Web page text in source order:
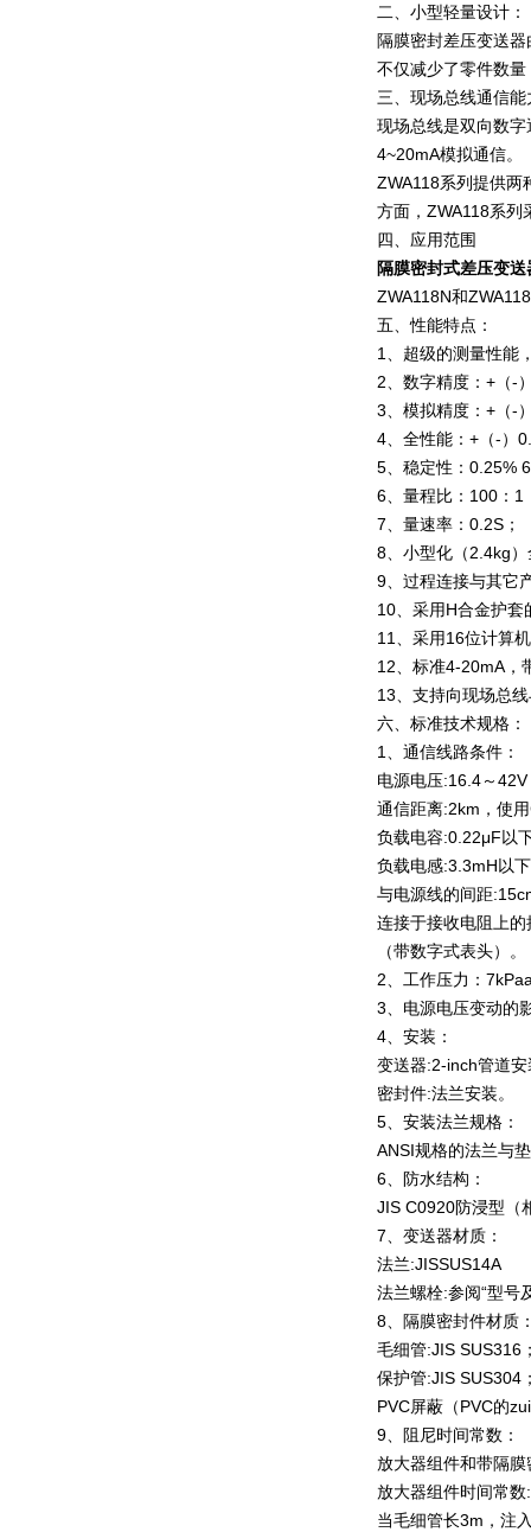
二、小型轻量设计：
隔膜密封差压变送
不仅减少了零件数
三、现场总线通信能
现场总线是双向数
4~20mA模拟通信。
ZWA118系列提供
方面，ZWA118系列
四、应用范围
隔膜密封式差压变送
ZWA118N和
五、性能特点：
1、超级的测量性能
2、数字精度：+（-
3、模拟精度：+（-
4、全性能：+（-）
5、稳定性：0.25%
6、量程比：100：1
7、量速率：0.2S；
8、小型化（2.4kg
9、过程连接与其它
10、采用H合金护套
11、采用16位计算
12、标准4-20mA，
13、支持向现场总
六、标准技术规格：
1、通信线路条件：
电源电压:16.4～
通信距离:2km，使
负载电容:0.22μF以
负载电感:3.3mH以
与电源线的间距
连接于接收电阻上
（带数字式表头）。
2、工作压力：
3、电源电压变动的
4、安装：
变送器:2-inch管道安
密封件:法兰安装。
5、安装法兰规格：
ANSI规格的法兰与
6、防水结构：
JIS C0920防浸型（
7、变送器材质：
法兰:JISSUS14A
法兰螺栓:参阅“型号
8、隔膜密封件材质
毛细管:JIS SUS316
保护管:JIS SUS304
PVC屏蔽（PVC的
9、阻尼时间常数：
放大器组件和带隔
放大器组件时间常
当毛细管长3m，注